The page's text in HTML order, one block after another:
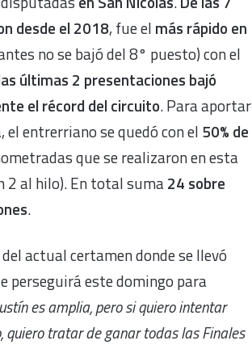
desde el 2018, fue el más rápido en
no se bajó del 8° puesto) con el
últimas 2 presentaciones bajó
el récord del circuito. Para aportar
entrerriano se quedó con el 50% de
que se realizaron en esta
2 al hilo). En total suma24 sobre
.
actual certamen donde se llevó
perseguirá este domingo para
es amplia, pero si quiero intentar
tratar de ganar todas las Finales